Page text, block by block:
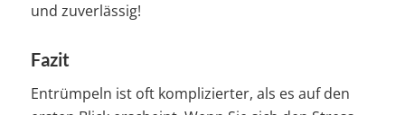
und zuverlässig!
Fazit
Entrümpeln ist oft komplizierter, als es auf den